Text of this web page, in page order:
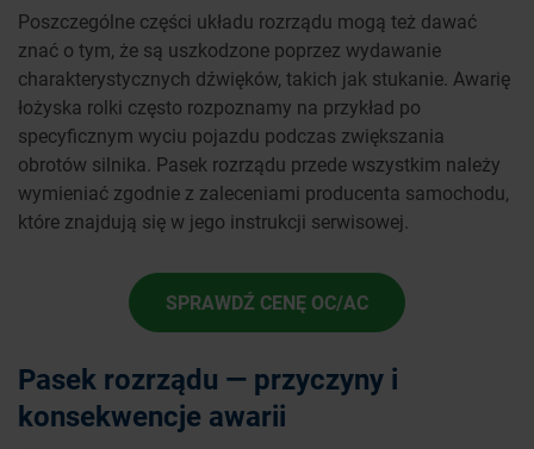
Poszczególne części układu rozrządu mogą też dawać
znać o tym, że są uszkodzone poprzez wydawanie
charakterystycznych dźwięków, takich jak stukanie. Awarię
łożyska rolki często rozpoznamy na przykład po
specyficznym wyciu pojazdu podczas zwiększania
obrotów silnika. Pasek rozrządu przede wszystkim należy
wymieniać zgodnie z zaleceniami producenta samochodu,
które znajdują się w jego instrukcji serwisowej.
SPRAWDŹ CENĘ OC/AC
Pasek rozrządu — przyczyny i
konsekwencje awarii